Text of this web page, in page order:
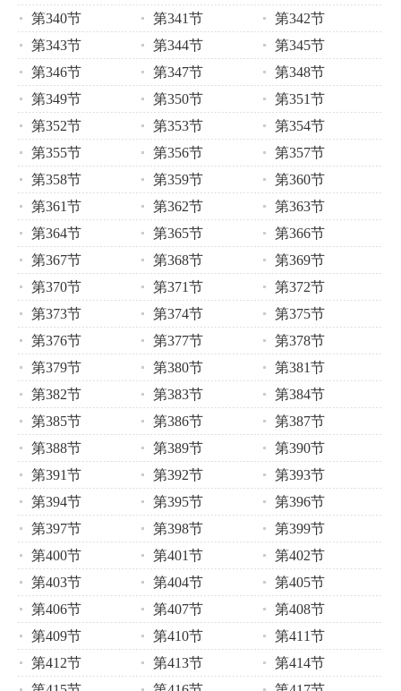
第340节
第341节
第342节
第343节
第344节
第345节
第346节
第347节
第348节
第349节
第350节
第351节
第352节
第353节
第354节
第355节
第356节
第357节
第358节
第359节
第360节
第361节
第362节
第363节
第364节
第365节
第366节
第367节
第368节
第369节
第370节
第371节
第372节
第373节
第374节
第375节
第376节
第377节
第378节
第379节
第380节
第381节
第382节
第383节
第384节
第385节
第386节
第387节
第388节
第389节
第390节
第391节
第392节
第393节
第394节
第395节
第396节
第397节
第398节
第399节
第400节
第401节
第402节
第403节
第404节
第405节
第406节
第407节
第408节
第409节
第410节
第411节
第412节
第413节
第414节